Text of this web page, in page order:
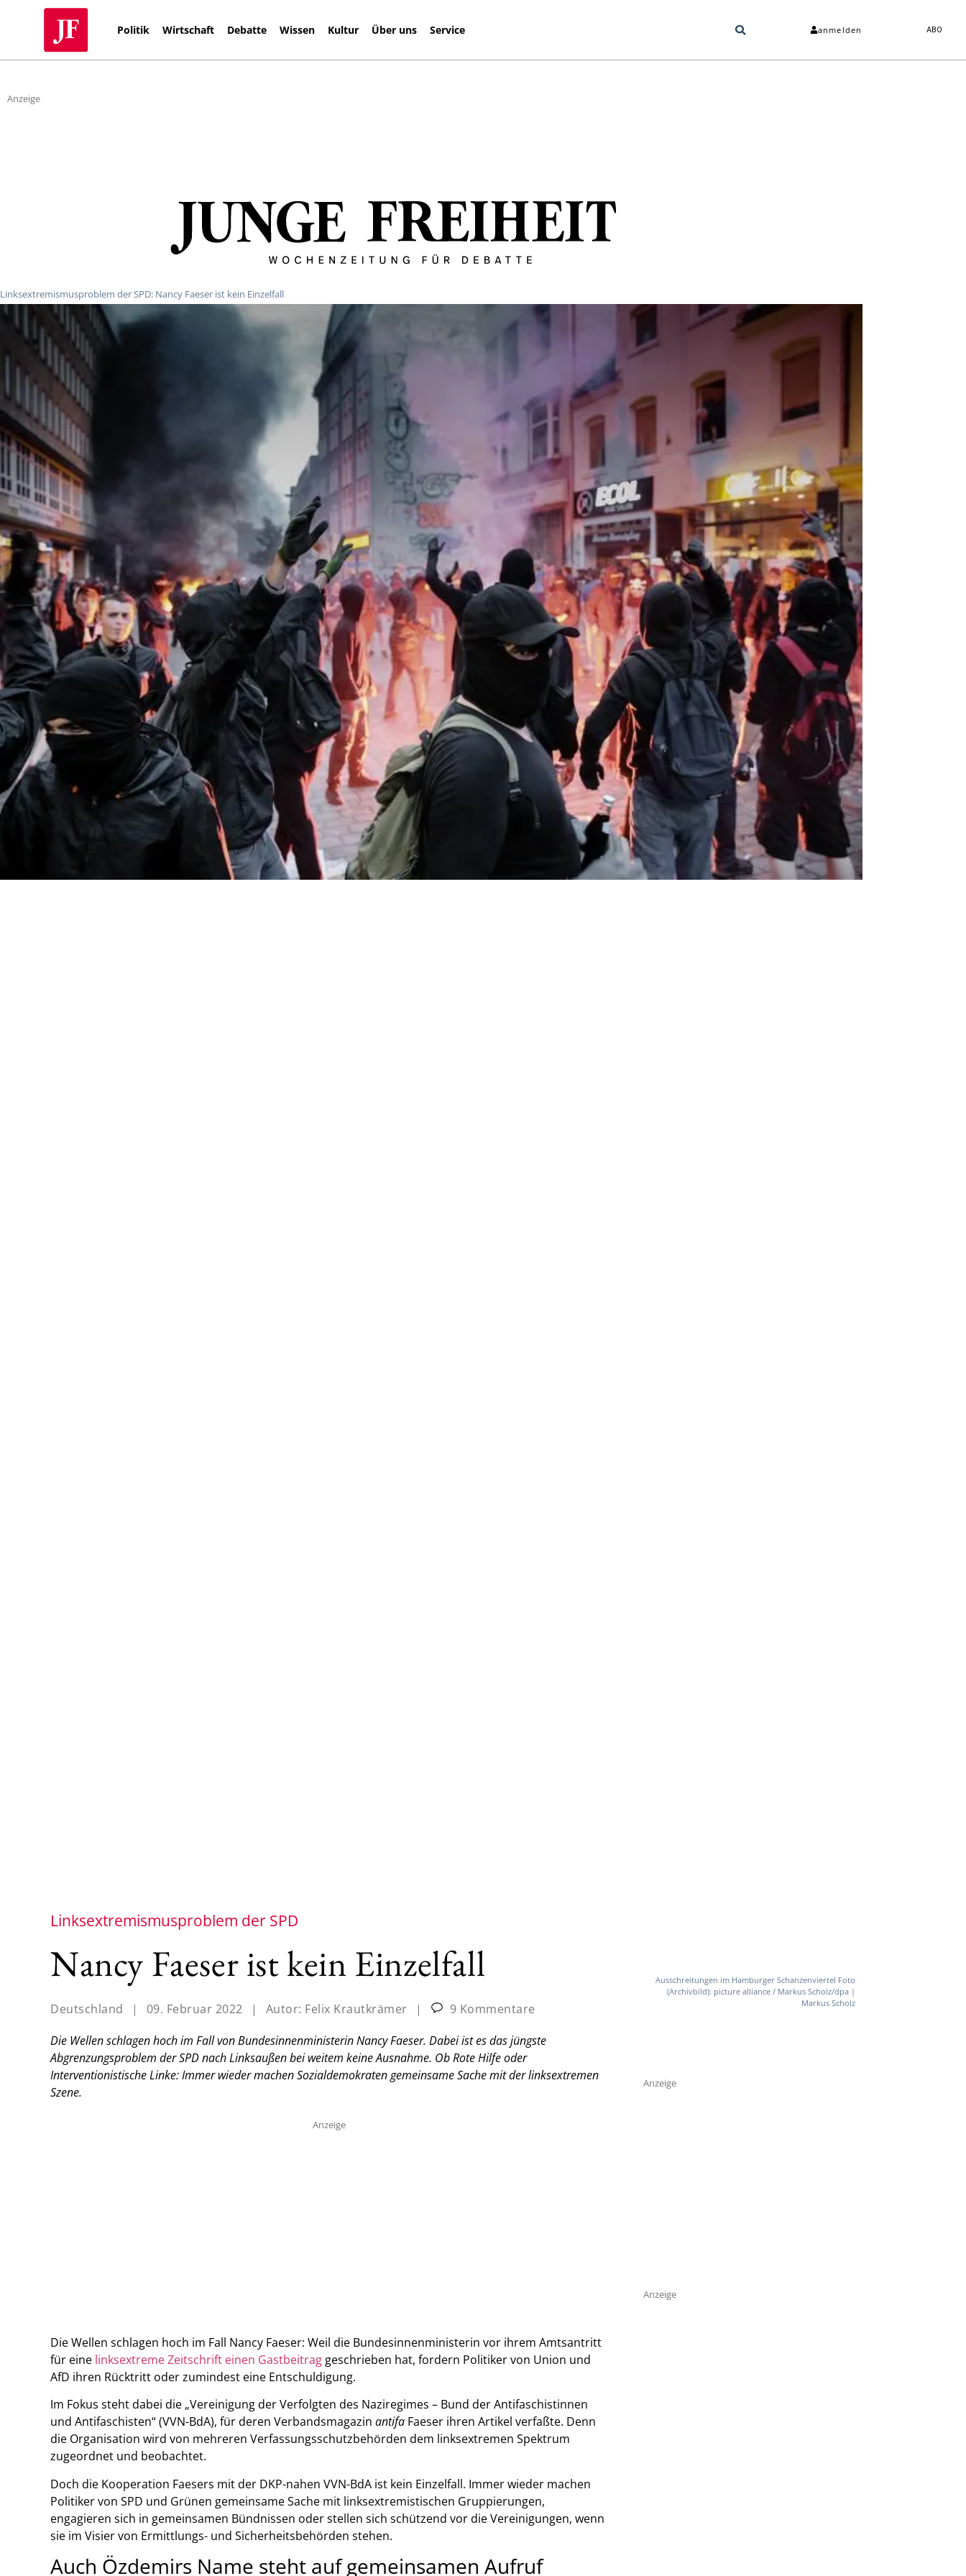
Politik Wirtschaft Debatte Wissen Kultur Über uns Service anmelden ABO
Anzeige
Linksextremismusproblem der SPD: Nancy Faeser ist kein Einzelfall
Linksextremismusproblem der SPD
Nancy Faeser ist kein Einzelfall
Deutschland | 09. Februar 2022 | Autor: Felix Krautkrämer |
9 Kommentare
Die Wellen schlagen hoch im Fall von Bundesinnenministerin Nancy Faeser. Dabei ist es das jüngste
Abgrenzungsproblem der SPD nach Linksaußen bei weitem keine Ausnahme. Ob Rote Hilfe oder
Interventionistische Linke: Immer wieder machen Sozialdemokraten gemeinsame Sache mit der linksextremen
Szene.
Anzeige
Die Wellen schlagen hoch im Fall Nancy Faeser: Weil die Bundesinnenministerin vor ihrem Amtsantritt
für eine linksextreme Zeitschrift einen Gastbeitrag geschrieben hat, fordern Politiker von Union und
AfD ihren Rücktritt oder zumindest eine Entschuldigung.
Im Fokus steht dabei die „Vereinigung der Verfolgten des Naziregimes – Bund der Antifaschistinnen
und Antifaschisten“ (VVN-BdA), für deren Verbandsmagazin antifa Faeser ihren Artikel verfaßte. Denn
die Organisation wird von mehreren Verfassungsschutzbehörden dem linksextremen Spektrum
zugeordnet und beobachtet.
Doch die Kooperation Faesers mit der DKP-nahen VVN-BdA ist kein Einzelfall. Immer wieder machen
Politiker von SPD und Grünen gemeinsame Sache mit linksextremistischen Gruppierungen,
engagieren sich in gemeinsamen Bündnissen oder stellen sich schützend vor die Vereinigungen, wenn
sie im Visier von Ermittlungs- und Sicherheitsbehörden stehen.
Auch Özdemirs Name steht auf gemeinsamen Aufruf
Ausschreitungen im Hamburger Schanzenviertel Foto
(Archivbild): picture alliance / Markus Scholz/dpa |
Markus Scholz
Anzeige
Anzeige